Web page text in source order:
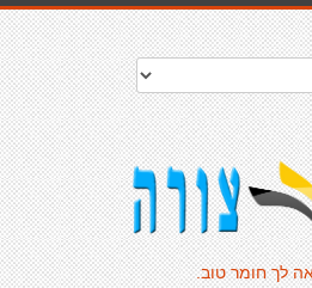
לך חומר טוב.